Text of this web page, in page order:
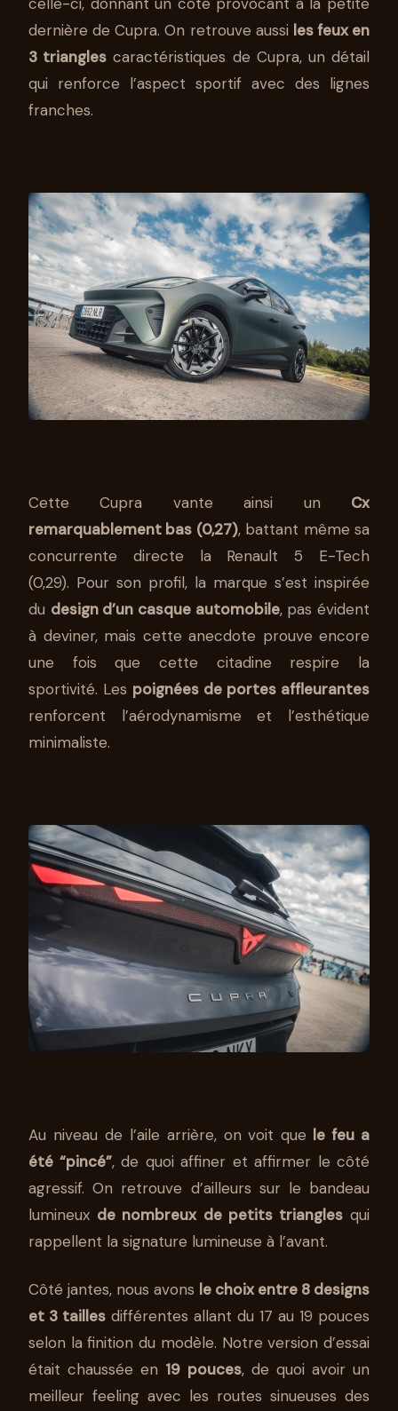
dernière de Cupra. On retrouve aussi les feux en
3 triangles caractéristiques de Cupra, un détail
qui renforce l’aspect sportif avec des lignes
franches.
Cette Cupra vante ainsi un Cx
remarquablement bas (0,27), battant même sa
concurrente directe la Renault 5 E-Tech
(0,29). Pour son profil, la marque s’est inspirée
du design d’un casque automobile, pas évident
à deviner, mais cette anecdote prouve encore
une fois que cette citadine respire la
sportivité. Les poignées de portes affleurantes
renforcent l’aérodynamisme et l’esthétique
minimaliste.
Au niveau de l’aile arrière, on voit que le feu a
été “pincé”, de quoi affiner et affirmer le côté
agressif. On retrouve d’ailleurs sur le bandeau
lumineux de nombreux de petits trianglesqui
rappellent la signature lumineuse à l’avant.
Côté jantes, nous avons le choix entre 8 designs
et 3 tailles différentes allant du 17 au 19 pouces
selon la finition du modèle. Notre version d’essai
était chaussée en 19 pouces, de quoi avoir un
meilleur feeling avec les routes sinueuses des